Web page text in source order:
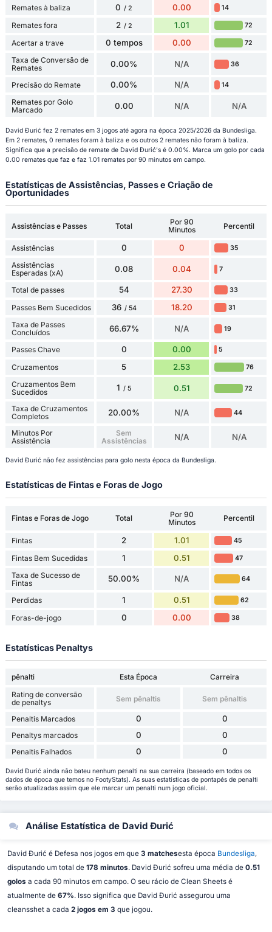
Remates à baliza 0 / 2 0.00 14
Remates fora 2 / 2 1.01 72
Acertar a trave 0 tempos 0.00 72
Taxa de Conversão de
Remates
0.00% N/A 36
Precisão do Remate 0.00% N/A 14
Remates por Golo
Marcado
0.00 N/A N/A
David Đurić fez 2 remates em 3 jogos até agora na época 2025/2026 da Bundesliga.
Em 2 remates, 0 remates foram à baliza e os outros 2 remates não foram à baliza.
Significa que a precisão de remate de David Đurić's é 0.00%. Marca um golo por cada
0.00 remates que faz e faz 1.01 remates por 90 minutos em campo.
Estatísticas de Assistências, Passes e Criação de
Oportunidades
Assistências e Passes Total
Por 90
Minutos
Percentil
Assistências 0 0 35
Assistências
Esperadas (xA)
0.08 0.04 7
Total de passes 54 27.30 33
Passes Bem Sucedidos 36 / 54 18.20 31
Taxa de Passes
Concluídos
66.67% N/A 19
Passes Chave 0 0.00 5
Cruzamentos 5 2.53 76
Cruzamentos Bem
Sucedidos
1 / 5 0.51 72
Taxa de Cruzamentos
Completos
20.00% N/A 44
Minutos Por
Assistência
Sem
Assistências
N/A N/A
David Đurić não fez assistências para golo nesta época da Bundesliga.
Estatísticas de Fintas e Foras de Jogo
Fintas e Foras de Jogo Total
Por 90
Minutos
Percentil
Fintas 2 1.01 45
Fintas Bem Sucedidas 1 0.51 47
Taxa de Sucesso de
Fintas
50.00% N/A 64
Perdidas 1 0.51 62
Foras-de-jogo 0 0.00 38
Estatísticas Penaltys
pênalti Esta Época
Carreira
Rating de conversão
de penaltys
Sem pênaltis Sem pênaltis
Penaltis Marcados 0 0
Penaltys marcados 0 0
Penaltis Falhados 0 0
David Đurić ainda não bateu nenhum penalti na sua carreira (baseado em todos os
dados de época que temos no FootyStats). As suas estatísticas de pontapés de penalti
serão atualizadas assim que ele marcar um penalti num jogo oficial.
Análise Estatística de David Đurić
David Đurić é Defesa nos jogos em que 3 matchesesta época Bundesliga,
disputando um total de 178 minutos. David Đurić sofreu uma média de 0.51
golos a cada 90 minutos em campo. O seu rácio de Clean Sheets é
atualmente de 67%. Isso significa que David Đurić assegurou uma
cleansshet a cada 2 jogos em 3 que jogou.